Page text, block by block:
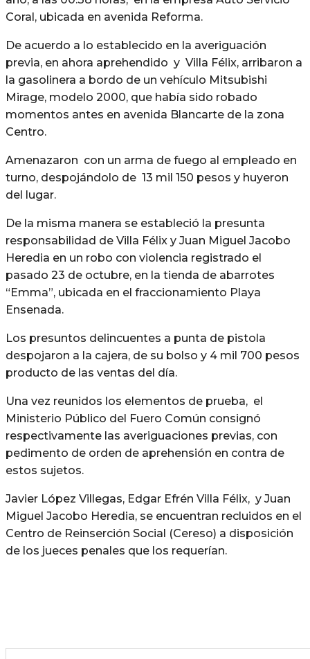
Coral, ubicada en avenida Reforma.
De acuerdo a lo establecido en la averiguación
previa, en ahora aprehendido y Villa Félix, arribaron a
la gasolinera a bordo de un vehículo Mitsubishi
Mirage, modelo 2000, que había sido robado
momentos antes en avenida Blancarte de la zona
Centro.
Amenazaron con un arma de fuego al empleado en
turno, despojándolo de 13 mil 150 pesos y huyeron
del lugar.
De la misma manera se estableció la presunta
responsabilidad de Villa Félix y Juan Miguel Jacobo
Heredia en un robo con violencia registrado el
pasado 23 de octubre, en la tienda de abarrotes
“Emma”, ubicada en el fraccionamiento Playa
Ensenada.
Los presuntos delincuentes a punta de pistola
despojaron a la cajera, de su bolso y 4 mil 700 pesos
producto de las ventas del día.
Una vez reunidos los elementos de prueba, el
Ministerio Público del Fuero Común consignó
respectivamente las averiguaciones previas, con
pedimento de orden de aprehensión en contra de
estos sujetos.
Javier López Villegas, Edgar Efrén Villa Félix, y Juan
Miguel Jacobo Heredia, se encuentran recluidos en el
Centro de Reinserción Social (Cereso) a disposición
de los jueces penales que los requerían.